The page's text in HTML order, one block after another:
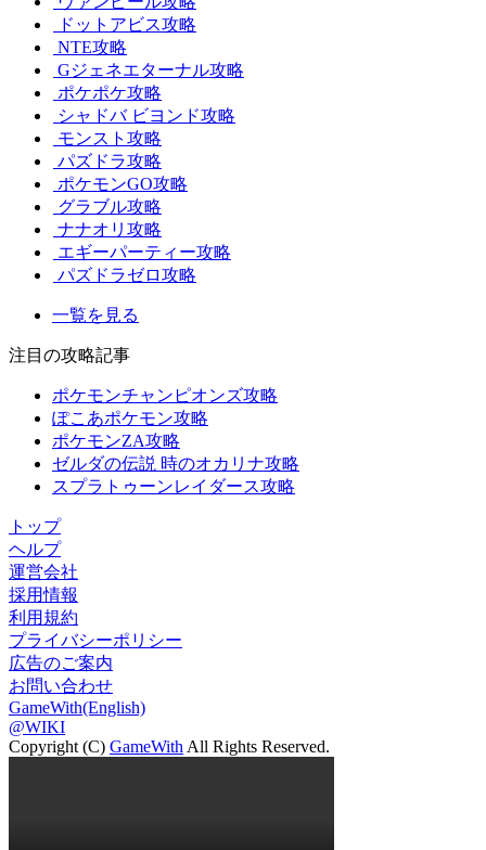
ドットアビス攻略
NTE攻略
Gジェネエターナル攻略
ポケポケ攻略
シャドバ ビヨンド攻略
モンスト攻略
パズドラ攻略
ポケモンGO攻略
グラブル攻略
ナナオリ攻略
エギーパーティー攻略
パズドラゼロ攻略
一覧を見る
注目の攻略記事
ポケモンチャンピオンズ攻略
ぽこあポケモン攻略
ポケモンZA攻略
ゼルダの伝説 時のオカリナ攻略
スプラトゥーンレイダース攻略
トップ
ヘルプ
運営会社
採用情報
利用規約
プライバシーポリシー
広告のご案内
お問い合わせ
GameWith(English)
@WIKI
Copyright (C) GameWith All Rights Reserved.